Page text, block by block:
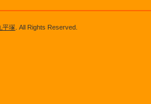
平塚 . All Rights Reserved.